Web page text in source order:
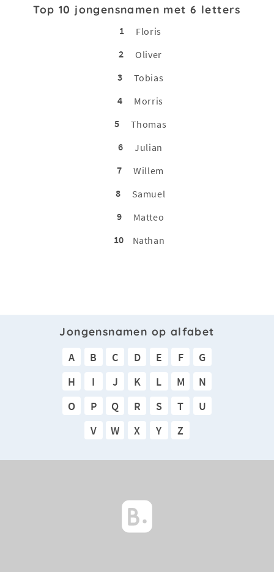
Top 10 jongensnamen met 6 letters
1
Floris
2
Oliver
3
Tobias
4
Morris
5
Thomas
6
Julian
7
Willem
8
Samuel
9
Matteo
10
Nathan
Jongensnamen op alfabet
A B C D E F
G
H
I J K L M
N
O
P Q R S T
U
V
W X Y Z